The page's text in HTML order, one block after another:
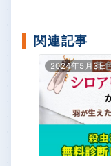
関連記事
2024年5月3日